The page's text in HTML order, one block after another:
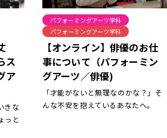
ス
ア
きな
っと
パフォーミングアーツ学科
パフォーミングアーツ学科
【オンライン】俳優のお仕
事について（パフォーミン
グアーツ／俳優)
「才能がないと無理なのかな？」そ
んな不安を抱えているあなたへ。